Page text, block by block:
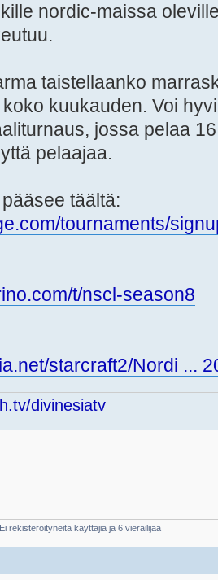
nordic-maissa
taistellaanko
kuukauden. Voi
jossa pelaa
pelaajaa.
täältä:
tournaments/
t/nscl-season8
starcraft2/Nordi ...
divinesiatv
rekisteröityneitä käyttäjiä ja 6 vierailijaa